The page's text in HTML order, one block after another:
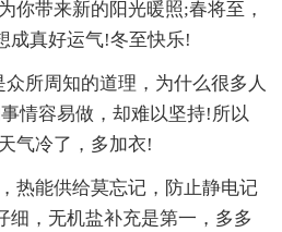
你带来新的阳光暖照;春将至，
成真好运气!冬至快乐!
所周知的道理，为什么很多人
情容易做，却难以坚持!所以
气冷了，多加衣!
热能供给莫忘记，防止静电记
细，无机盐补充是第一，多多